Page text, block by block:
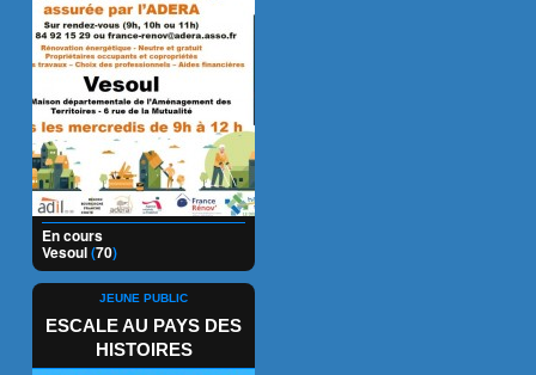
En cours
Vesoul(70)
JEUNE PUBLIC
ESCALE AU PAYS DES
HISTOIRES